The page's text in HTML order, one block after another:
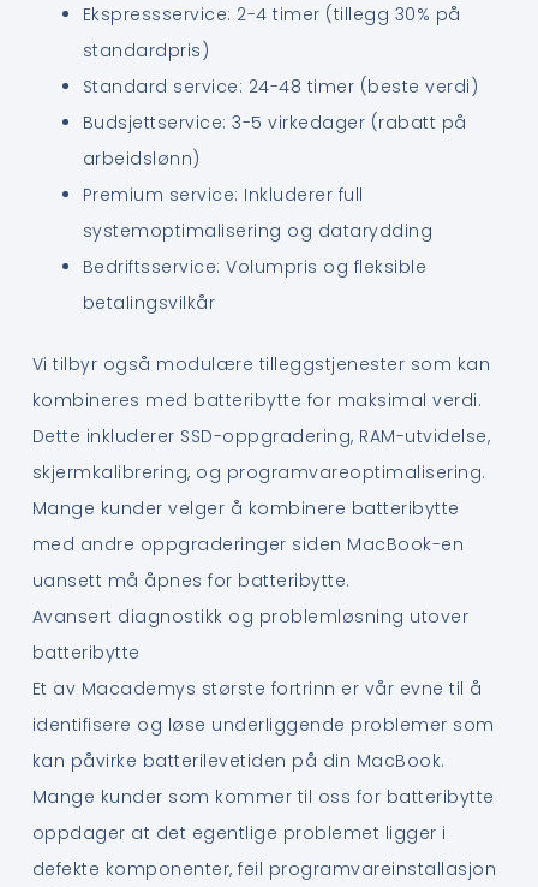
Ekspressservice: 2-4 timer (tillegg 30% på
standardpris)
Standard service: 24-48 timer (beste verdi)
Budsjettservice: 3-5 virkedager (rabatt på
arbeidslønn)
Premium service: Inkluderer full
systemoptimalisering og datarydding
Bedriftsservice: Volumpris og fleksible
betalingsvilkår
Vi tilbyr også modulære tilleggstjenester som kan
kombineres med batteribytte for maksimal verdi.
Dette inkluderer SSD-oppgradering, RAM-utvidelse,
skjermkalibrering, og programvareoptimalisering.
Mange kunder velger å kombinere batteribytte
med andre oppgraderinger siden MacBook-en
uansett må åpnes for batteribytte.
Avansert diagnostikk og problemløsning utover
batteribytte
Et av Macademys største fortrinn er vår evne til å
identifisere og løse underliggende problemer som
kan påvirke batterilevetiden på din MacBook.
Mange kunder som kommer til oss for batteribytte
oppdager at det egentlige problemet ligger i
defekte komponenter, feil programvareinstallasjon